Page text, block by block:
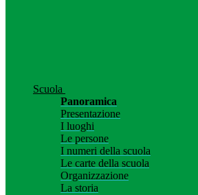
Scuola
Panoramica
Presentazione
I luoghi
Le persone
I numeri della scuola
Le carte della scuola
Organizzazione
La storia